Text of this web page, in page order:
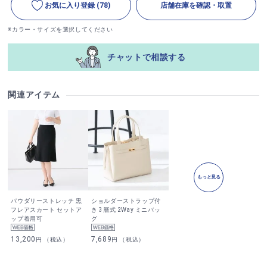
お気に入り登録 (78) 店舗在庫を確認・取置
※カラー・サイズを選択してください
チャットで相談する
関連アイテム
パウダリーストレッチ 黒
フレアスカート セットア
ップ着用可
13,200 円 （税込）
ショルダーストラップ付
き 3層式 2Way ミニバッ
グ
7,689円 （税込）
もっと見る